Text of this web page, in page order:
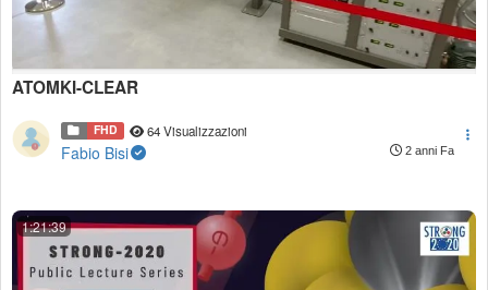
ATOMKI-CLEAR
FHD 64 Visualizzazioni
Fabio Bisi 2 anni Fa
1:21:39